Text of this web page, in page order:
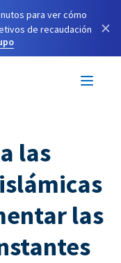
para ver cómo
de recaudación
×
las
las